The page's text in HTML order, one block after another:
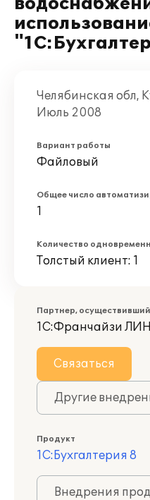
Челябинская обл,
Июль 2008
Вариант работы
Файловый
Общее число
1
Количество
Толстый клиент: 1
Партнер,
1С:Франчайзи
Связаться
Другие
Продукт
1С:Бухгалтерия 8
Внедрения